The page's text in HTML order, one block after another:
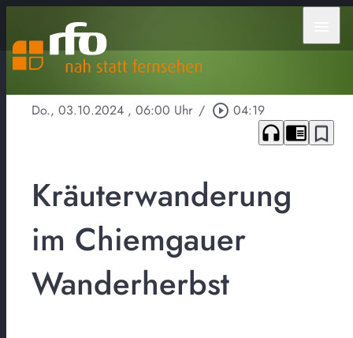
Do., 03.10.2024 , 06:00 Uhr / play_circle_outline 04:19
headphones chrome_reader_mode bookmark_border
Kräuterwanderung
im Chiemgauer
Wanderherbst